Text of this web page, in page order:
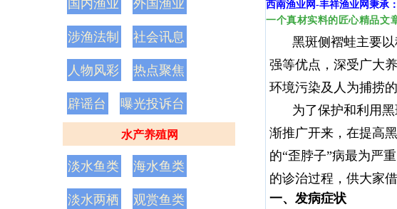
国内渔业 外国渔业
涉渔法制 社会讯息
人物风彩 热点聚焦
辟谣台 曝光投诉台
水产养殖网
淡水鱼类 海水鱼类
淡水两栖 观赏鱼类
西南渔业网-丰祥渔业网秉承
一个真材实料的匠心精品文
黑斑侧褶蛙主要
强等优点，深受广大
环境污染及人为捕捞
为了保护和利用
渐推广开来，在提高
的“歪脖子”病最为严
的诊治过程，供大家借
一、发病症状